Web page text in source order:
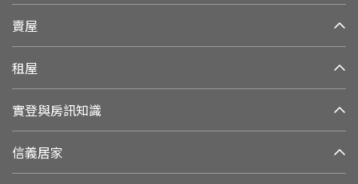
賣屋
租屋
實登與房訊知識
信義居家